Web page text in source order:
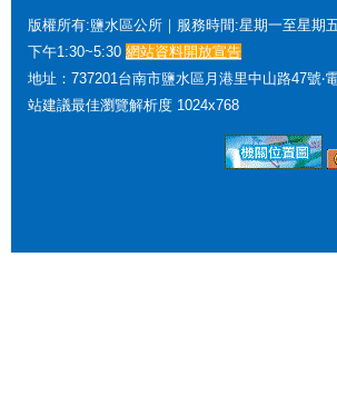
版權所有:鹽水區公所｜服務時間:星期一至星期
下午1:30~5:30 網站資料開放宣告
地址：737201台南市鹽水區月港里中山路47號‧
站建議最佳瀏覽解析度 1024x768